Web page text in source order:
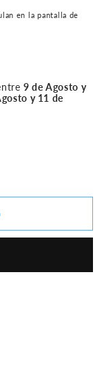
en la pantalla de
9 de Agosto y
y 11 de